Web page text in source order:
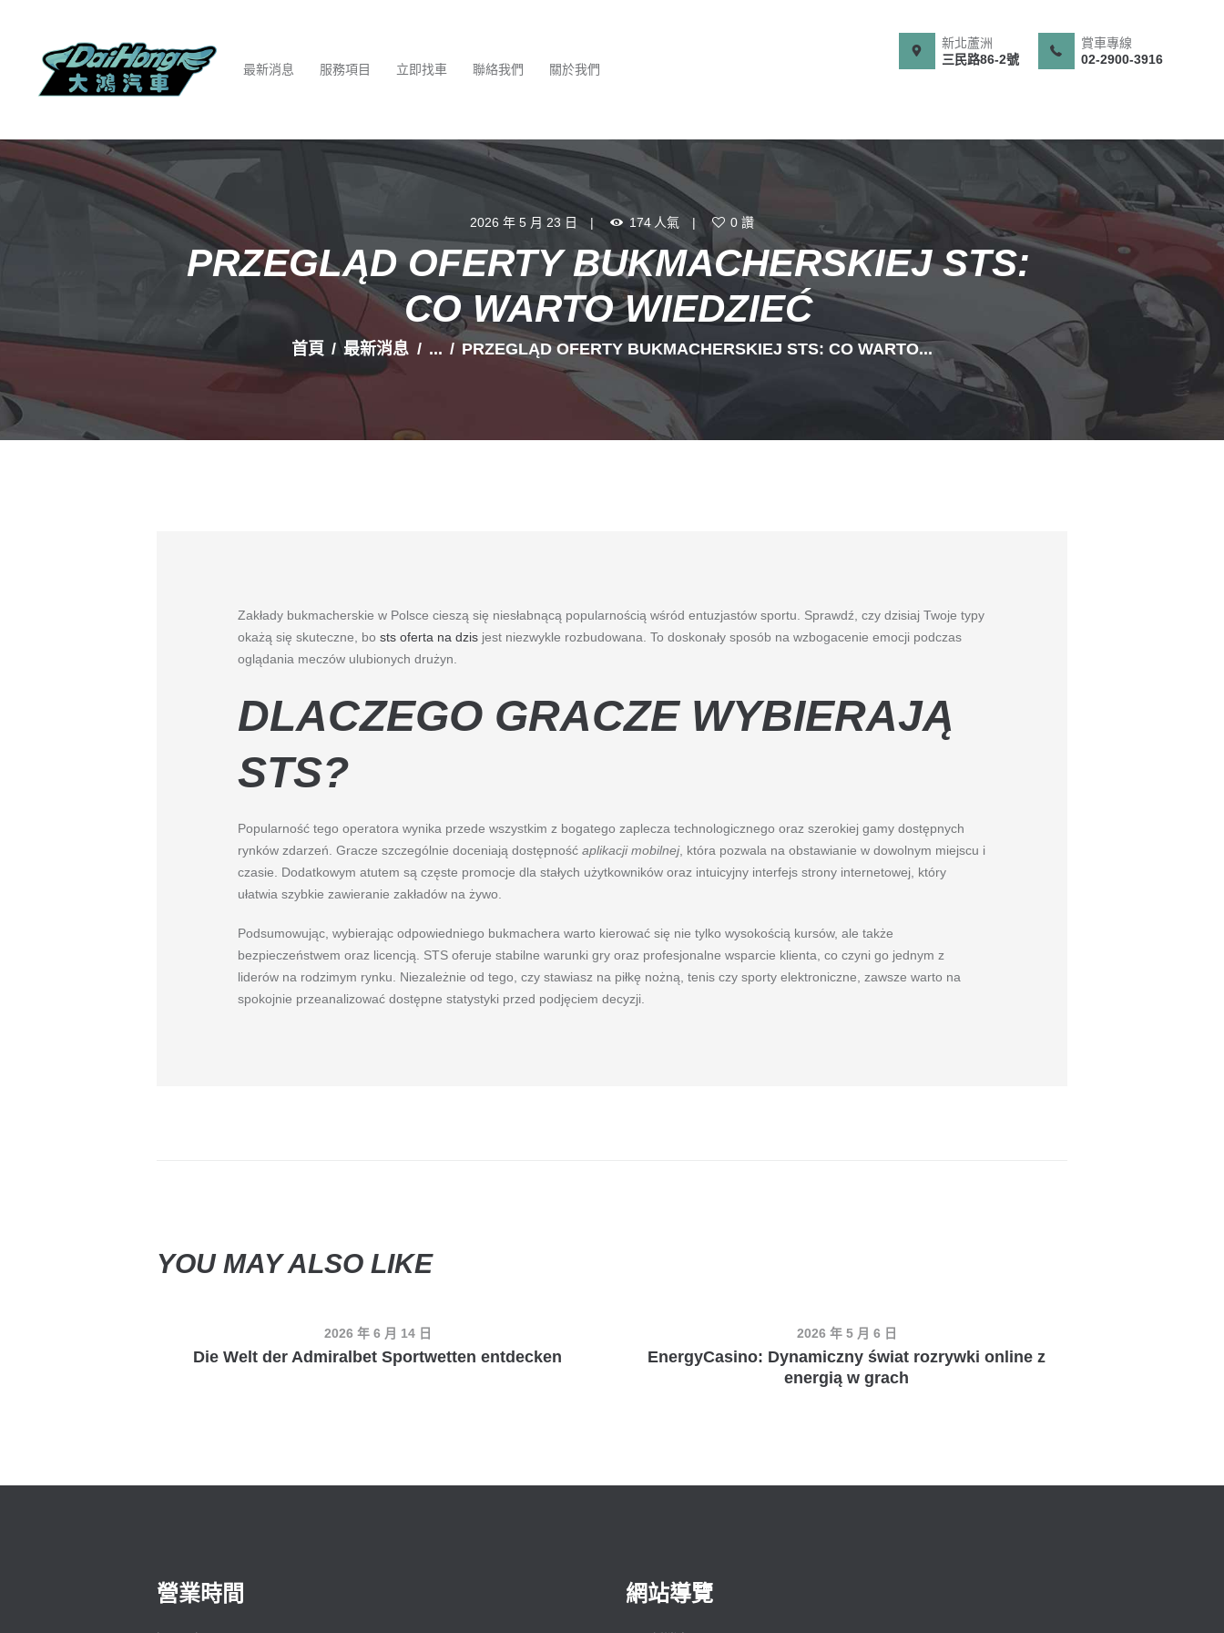
最新消息 服務項目 立即找車 聯絡我們 關於我們
新北蘆洲
三民路86-2號
賞車專線
02-2900-3916
2026 年 5 月 23 日 174 人氣 0 讚
PRZEGLĄD OFERTY BUKMACHERSKIEJ STS:
CO WARTO WIEDZIEĆ
首頁 最新消息 ... PRZEGLĄD OFERTY BUKMACHERSKIEJ STS: CO WARTO...
服務項目
聯絡我們
關於我們
Zakłady bukmacherskie w Polsce cieszą się niesłabnącą popularnością wśród entuzjastów sportu. Sprawdź, czy dzisiaj Twoje typy
okażą się skuteczne, bo sts oferta na dzis jest niezwykle rozbudowana. To doskonały sposób na wzbogacenie emocji podczas
oglądania meczów ulubionych drużyn.
DLACZEGO GRACZE WYBIERAJĄ
STS?
Popularność tego operatora wynika przede wszystkim z bogatego zaplecza technologicznego oraz szerokiej gamy dostępnych
rynków zdarzeń. Gracze szczególnie doceniają dostępność aplikacji mobilnej, która pozwala na obstawianie w dowolnym miejscu i
czasie. Dodatkowym atutem są częste promocje dla stałych użytkowników oraz intuicyjny interfejs strony internetowej, który
ułatwia szybkie zawieranie zakładów na żywo.
Podsumowując, wybierając odpowiedniego bukmachera warto kierować się nie tylko wysokością kursów, ale także
bezpieczeństwem oraz licencją. STS oferuje stabilne warunki gry oraz profesjonalne wsparcie klienta, co czyni go jednym z
liderów na rodzimym rynku. Niezależnie od tego, czy stawiasz na piłkę nożną, tenis czy sporty elektroniczne, zawsze warto na
spokojnie przeanalizować dostępne statystyki przed podjęciem decyzji.
YOU MAY ALSO LIKE
2026 年 6 月 14 日
Die Welt der Admiralbet Sportwetten entdecken
2026 年 5 月 6 日
EnergyCasino: Dynamiczny świat rozrywki online z
energią w grach
營業時間 網站導覽